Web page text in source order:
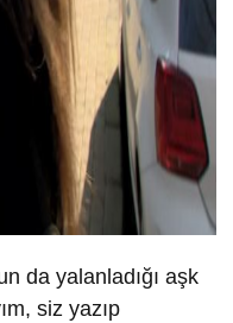
da yalanladığı aşk
siz yazıp